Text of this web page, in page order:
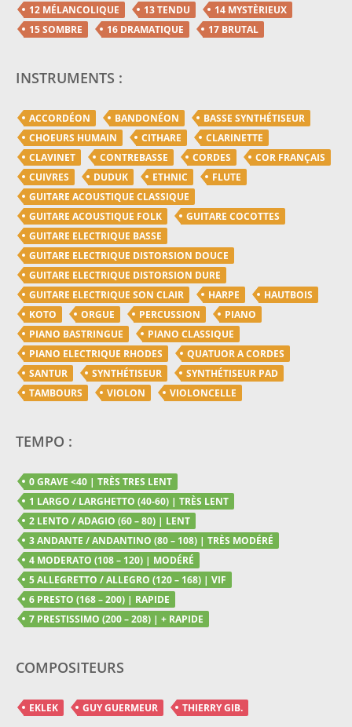
12 MÉLANCOLIQUE 13 TENDU
14 MYSTÈRIEUX
15 SOMBRE
16 DRAMATIQUE 17 BRUTAL
INSTRUMENTS :
ACCORDÉON BANDONÉON
BASSE SYNTHÉTISEUR
CHOEURS HUMAIN
CITHARE
CLARINETTE
CLAVINET
CONTREBASSE CORDES
COR FRANÇAIS
CUIVRES
DUDUK ETHNIC
FLUTE
GUITARE ACOUSTIQUE CLASSIQUE
GUITARE ACOUSTIQUE FOLK
GUITARE COCOTTES
GUITARE ELECTRIQUE BASSE
GUITARE ELECTRIQUE DISTORSION DOUCE
GUITARE ELECTRIQUE DISTORSION DURE
GUITARE ELECTRIQUE SON CLAIR
HARPE
HAUTBOIS
KOTO
ORGUE PERCUSSION
PIANO
PIANO BASTRINGUE
PIANO CLASSIQUE
PIANO ELECTRIQUE RHODES
QUATUOR A CORDES
SANTUR
SYNTHÉTISEUR
SYNTHÉTISEUR PAD
TAMBOURS
VIOLON VIOLONCELLE
TEMPO :
0 GRAVE <40 | TRÈS TRES LENT
1 LARGO / LARGHETTO (40-60) | TRÈS LENT
2 LENTO / ADAGIO (60 – 80) | LENT
3 ANDANTE / ANDANTINO (80 – 108) | TRÈS MODÉRÉ
4 MODERATO (108 – 120) | MODÉRÉ
5 ALLEGRETTO / ALLEGRO (120 – 168) | VIF
6 PRESTO (168 – 200) | RAPIDE
7 PRESTISSIMO (200 – 208) | + RAPIDE
COMPOSITEURS
EKLEK GUY GUERMEUR THIERRY GIB.